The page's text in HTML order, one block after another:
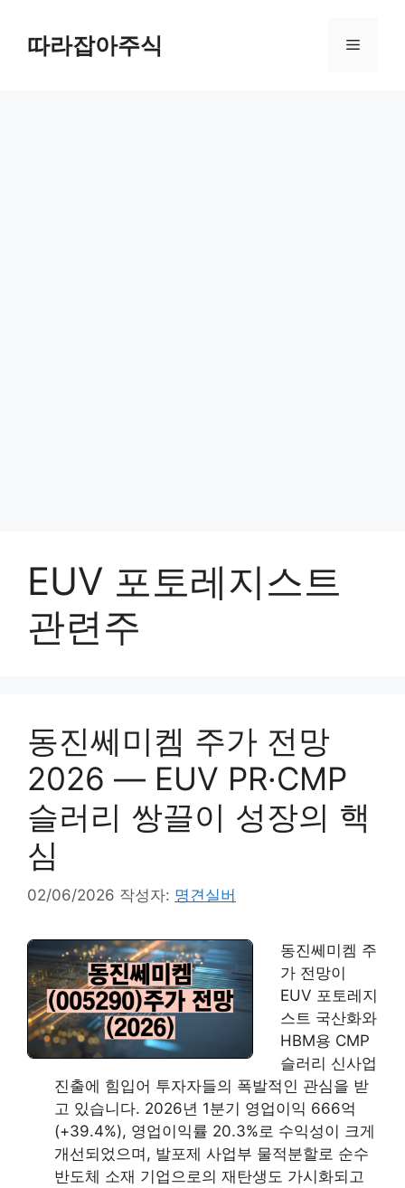
따라잡아주식 메
EUV 포토레지스트
관련주
동진쎄미켐 주가 전망
2026 — EUV PR·CMP
슬러리 쌍끌이 성장의 핵
심
02/06/2026 작성자: 명견실버
동진쎄미켐 주
가 전망이
EUV 포토레지
스트 국산화와
HBM용 CMP
슬러리 신사업
진출에 힘입어 투자자들의 폭발적인 관심을 받
고 있습니다. 2026년 1분기 영업이익 666억
(+39.4%), 영업이익률 20.3%로 수익성이 크게
개선되었으며, 발포제 사업부 물적분할로 순수
반도체 소재 기업으로의 재탄생도 가시화되고